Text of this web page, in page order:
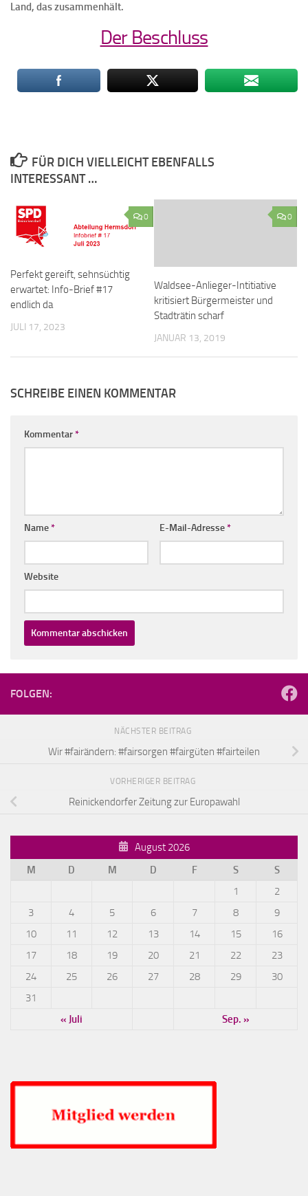
Land, das zusammenhält.
Der Beschluss
FÜR DICH VIELLEICHT EBENFALLS
INTERESSANT …
0
Perfekt gereift, sehnsüchtig
erwartet: Info-Brief #17
endlich da
JULI 17, 2023
0
Waldsee-Anlieger-Intitiative
kritisiert Bürgermeister und
Stadträtin scharf
JANUAR 13, 2019
SCHREIBE EINEN KOMMENTAR
Kommentar*
Name* E-Mail-Adresse*
Website
FOLGEN:
NÄCHSTER BEITRAG
Wir #fairändern: #fairsorgen #fairgüten #fairteilen
VORHERIGER BEITRAG
Reinickendorfer Zeitung zur Europawahl
August 2026
M
D M D F S
S
1
2
3
4 5 6 7 8
9
10
11 12 13 14 15
16
17
18 19 20 21 22
23
24
25 26 27 28 29
30
31
« Juli
Sep. »